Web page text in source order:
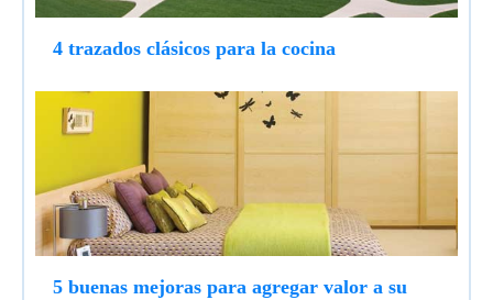
4 trazados clásicos para la cocina
5 buenas mejoras para agregar valor a su